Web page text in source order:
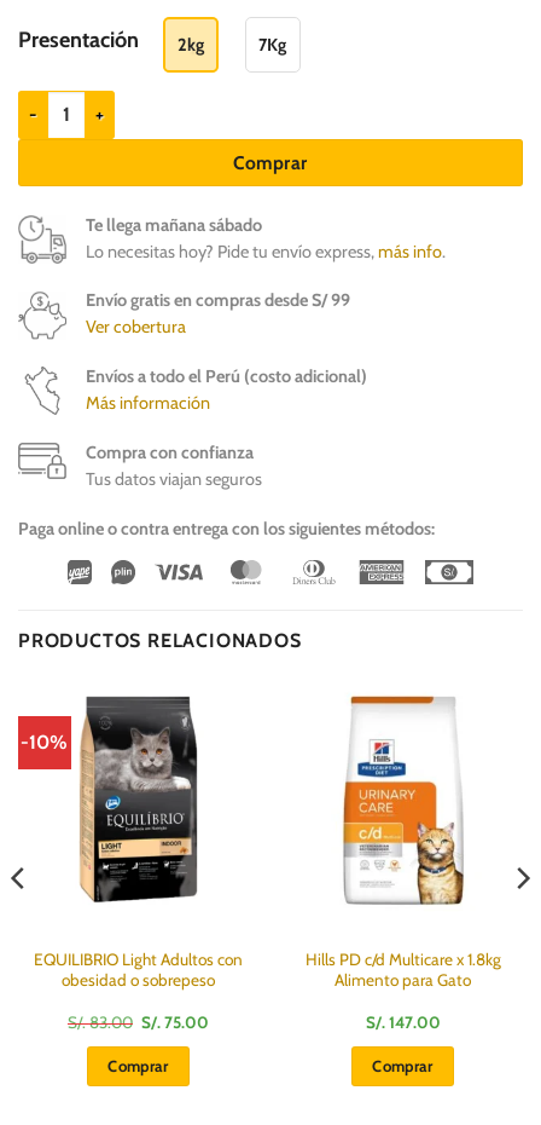
Presentación 2kg 7Kg
Brit Care Cat Grain-Free sterilized and weight control cantidad
Comprar
Te llega mañana sábado
Lo necesitas hoy? Pide tu envío express,más info.
Envío gratis en compras desde S/ 99
Ver cobertura
Envíos a todo el Perú (costo adicional)
Más información
Compra con confianza
Tus datos viajan seguros
Paga online o contra entrega con los siguientes métodos:
Wirecard
Vipps Visa MasterCardDinners
American
PRODUCTOS RELACIONADOS
-10%
EQUILIBRIO Light Adultos con
obesidad o sobrepeso
S/.83.00 El
precio
original
era:
S/.
S/.75.00
Comprar
Hills PD c/d Multicare x 1.8kg
Alimento para Gato
S/.147.00
Comprar